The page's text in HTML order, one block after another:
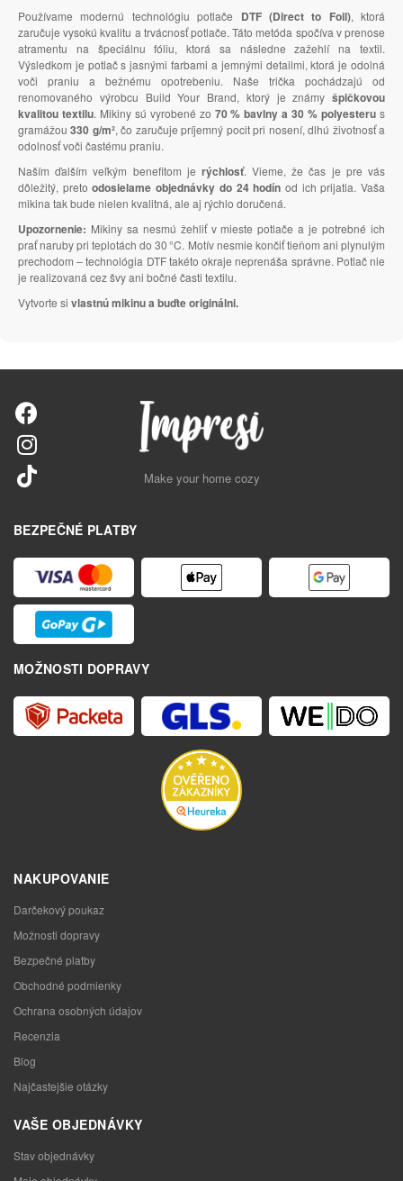
Používame modernú technológiu potlače DTF (Direct to Foil), ktorá
zaručuje vysokú kvalitu a trvácnosť potlače. Táto metóda spočíva v prenose
atramentu na špeciálnu fóliu, ktorá sa následne zažehlí na textil.
Výsledkom je potlač s jasnými farbami a jemnými detailmi, ktorá je odolná
voči praniu a bežnému opotrebeniu. Naše trička pochádzajú od
renomovaného výrobcu Build Your Brand, ktorý je známy špičkovou
kvalitou textilu. Mikiny sú vyrobené zo 70 % bavlny a 30 % polyesteru s
gramážou330 g/m², čo zaručuje príjemný pocit pri nosení, dlhú životnosť a
odolnosť voči častému praniu.
Naším ďalším veľkým benefitom je rýchlosť. Vieme, že čas je pre vás
dôležitý, pretoodosielame objednávky do 24 hodín od ich prijatia. Vaša
mikina tak bude nielen kvalitná, ale aj rýchlo doručená.
Upozornenie: Mikiny sa nesmú žehliť v mieste potlače a je potrebné ich
prať naruby pri teplotách do 30 °C. Motív nesmie končiť tieňom ani plynulým
prechodom – technológia DTF takéto okraje neprenáša správne. Potlač nie
je realizovaná cez švy ani bočné časti textilu.
Vytvorte si vlastnú mikinu a buďte originálni.
Make your home cozy
BEZPEČNÉ PLATBY
MOŽNOSTI DOPRAVY
NAKUPOVANIE
Darčekový poukaz
Možnosti dopravy
Bezpečné platby
Obchodné podmienky
Ochrana osobných údajov
Recenzia
Blog
Najčastejšie otázky
VAŠE OBJEDNÁVKY
Stav objednávky